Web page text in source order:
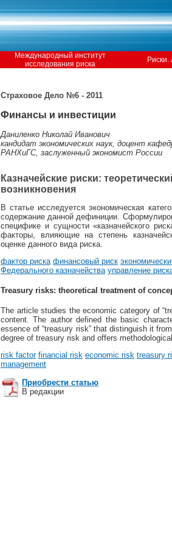
Международный институт
исследования риска
Риски.
Страховое Дело №6 - 2011
Финансы и инвестиции
Даниленко Николай Иванович
кандидат экономических наук, доцент
РАНХиГС, заслуженный экономист России
Казначейские риски:
возникновения
В статье исследуется экономическая
содержание данной дефиниции.
специфике и сущности «казначейского
факторы, влияющие на степень
оценке данного вида риска.
фактор риска финансовый риск
Федерального казначейства управление
Treasury risks: theoretical treatment of
The article studies the economic category of
content. The author defined the basic
essence of “treasury risk” that distinguish it
degree of treasury risk and offers
risk factor financial risk economic risk treasury
management
Приобрести статью
В редакции